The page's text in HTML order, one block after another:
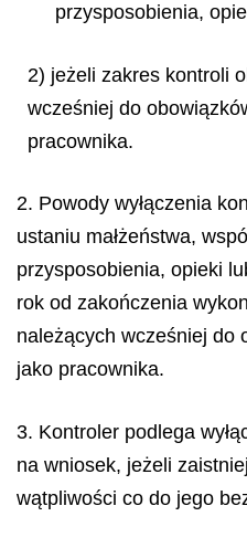
przysposobienia,
2) jeżeli zakres kontroli
wcześniej do
pracownika.
2. Powody wyłączenia
ustaniu małżeństwa,
przysposobienia, opieki
rok od zakończenia
należących wcześniej do
jako pracownika.
3. Kontroler podlega
na wniosek, jeżeli
wątpliwości co do jego